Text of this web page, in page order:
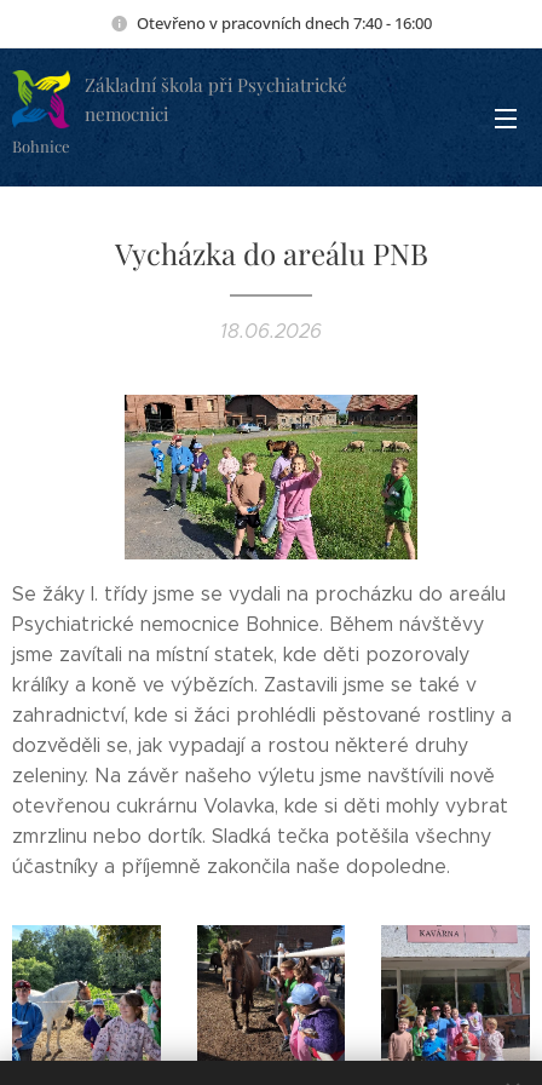
Otevřeno v pracovních dnech 7:40 - 16:00
Základní škola při Psychiatrické
nemocnici
Bohnice
Vycházka do areálu PNB
18.06.2026
Se žáky I. třídy jsme se vydali na procházku do areálu
Psychiatrické nemocnice Bohnice. Během návštěvy
jsme zavítali na místní statek, kde děti pozorovaly
králíky a koně ve výbězích. Zastavili jsme se také v
zahradnictví, kde si žáci prohlédli pěstované rostliny a
dozvěděli se, jak vypadají a rostou některé druhy
zeleniny. Na závěr našeho výletu jsme navštívili nově
otevřenou cukrárnu Volavka, kde si děti mohly vybrat
zmrzlinu nebo dortík. Sladká tečka potěšila všechny
účastníky a příjemně zakončila naše dopoledne.